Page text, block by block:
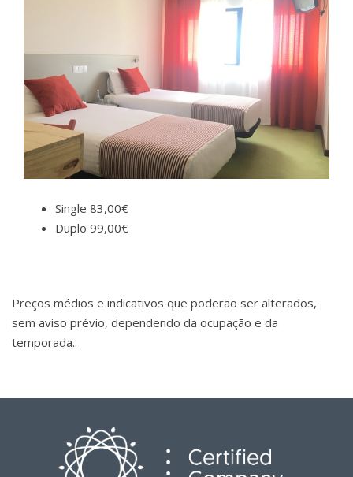
Single 83,00€
Duplo 99,00€
Preços médios e indicativos que poderão ser alterados,
sem aviso prévio, dependendo da ocupação e da
temporada..